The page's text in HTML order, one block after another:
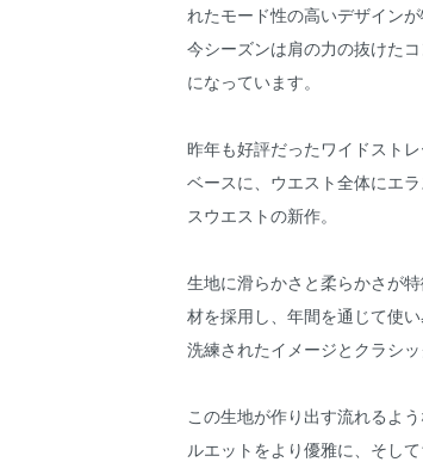
れたモード性の高いデザインが
今シーズンは肩の力の抜けた
になっています。
昨年も好評だったワイドスト
ベースに、ウエスト全体にエ
スウエストの新作。
生地に滑らかさと柔らかさが
材を採用し、年間を通じて使
洗練されたイメージとクラシッ
この生地が作り出す流れるよ
ルエットをより優雅に、そし